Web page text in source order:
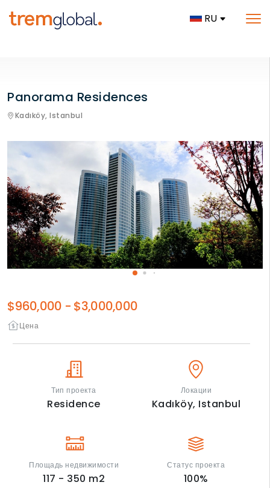
RU
Panorama Residences
Kadıköy, Istanbul
Цена
$960,000 - $3,000,000
Тип проекта
Residence
Локации
Kadıköy, Istanbul
Площадь недвижимости
117 - 350 m2
Статус проекта
100%